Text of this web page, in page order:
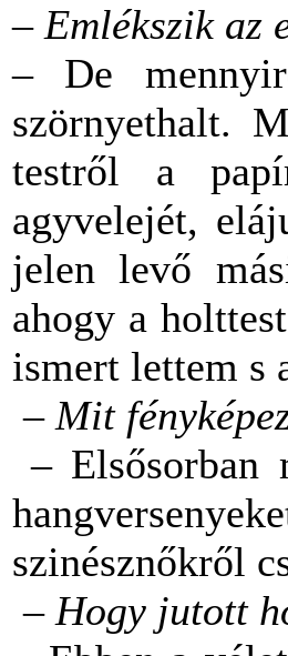
– Emlékszik az
– De
szörnyethalt.
testről a
agyvelejét,
jelen levő
ahogy a
ismert lettem s
– Mit
– Elsősorban
szinésznőkről
– Hogy jutott